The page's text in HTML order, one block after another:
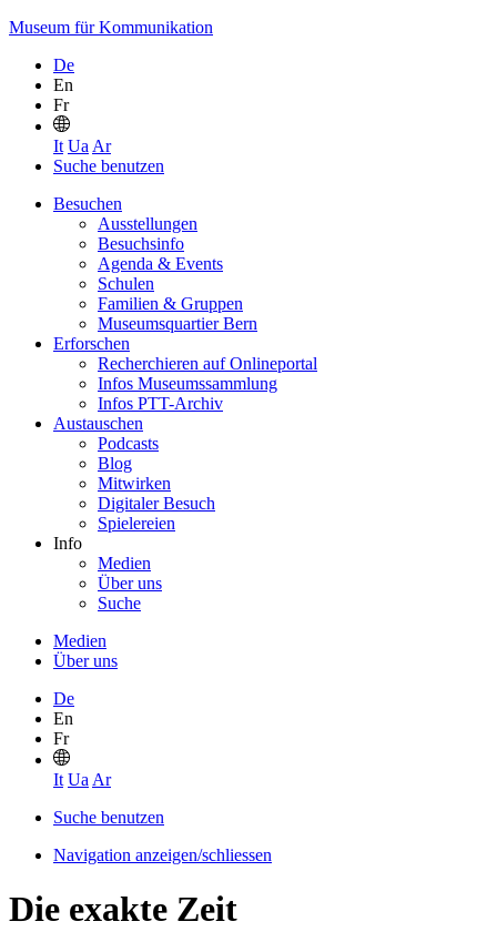
Museum für Kommunikation
De
En
Fr
It Ua Ar
Suche benutzen
Besuchen
Ausstellungen
Besuchsinfo
Agenda & Events
Schulen
Familien & Gruppen
Museumsquartier Bern
Erforschen
Recherchieren auf Onlineportal
Infos Museumssammlung
Infos PTT-Archiv
Austauschen
Podcasts
Blog
Mitwirken
Digitaler Besuch
Spielereien
Info
Medien
Über uns
Suche
Medien
Über uns
De
En
Fr
It Ua Ar
Suche benutzen
Navigation anzeigen/schliessen
Die exakte Zeit